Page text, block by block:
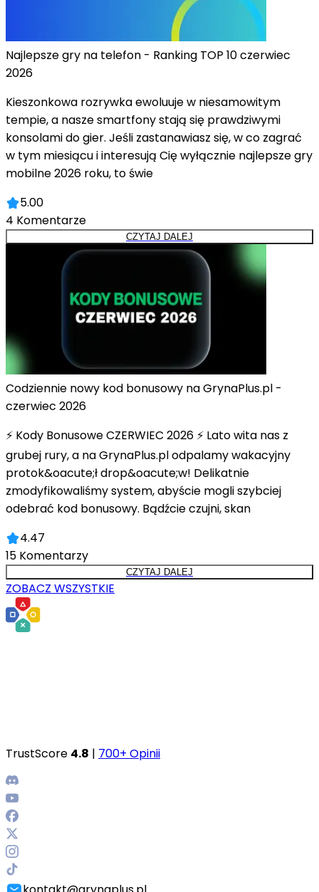
Najlepsze gry na telefon - Ranking TOP 10 czerwiec
2026
Kieszonkowa rozrywka ewoluuje w niesamowitym
tempie, a nasze smartfony stają się prawdziwymi
konsolami do gier. Jeśli zastanawiasz się, w co zagrać
w tym miesiącu i interesują Cię wyłącznie najlepsze gry
mobilne 2026 roku, to świe
5.00
4 Komentarze
CZYTAJ DALEJ
Codziennie nowy kod bonusowy na GrynaPlus.pl -
czerwiec 2026
⚡ Kody Bonusowe CZERWIEC 2026 ⚡ Lato wita nas z
grubej rury, a na GrynaPlus.pl odpalamy wakacyjny
protok&oacute;ł drop&oacute;w! Delikatnie
zmodyfikowaliśmy system, abyście mogli szybciej
odebrać kod bonusowy. Bądźcie czujni, skan
4.47
15 Komentarzy
CZYTAJ DALEJ
ZOBACZ WSZYSTKIE
TrustScore 4.8 | 700+ Opinii